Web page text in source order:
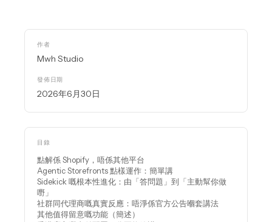
作者
Mwh Studio
發佈日期
2026年6月30日
目錄
點解係 Shopify，唔係其他平台
Agentic Storefronts 點樣運作：簡單講
Sidekick 嘅根本性進化：由「答問題」到「主動幫你做
嘢」
社群同代理商嘅真實反應：唔淨係官方公告嗰套講法
其他值得留意嘅功能（簡述）